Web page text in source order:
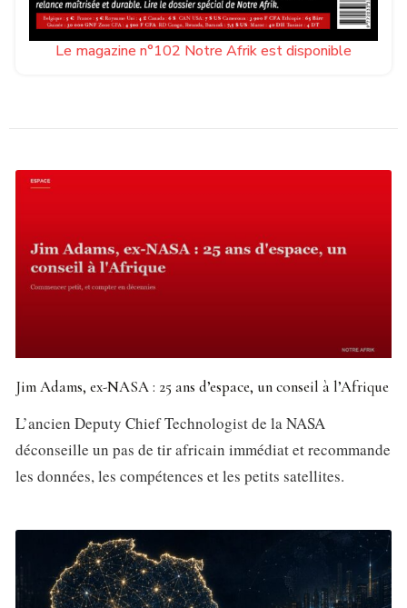
Le magazine n°102 Notre Afrik est disponible
Jim Adams, ex-NASA : 25 ans d’espace, un conseil à l’Afrique
L’ancien Deputy Chief Technologist de la NASA
déconseille un pas de tir africain immédiat et recommande
les données, les compétences et les petits satellites.